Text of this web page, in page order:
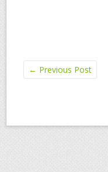
← Previous Post